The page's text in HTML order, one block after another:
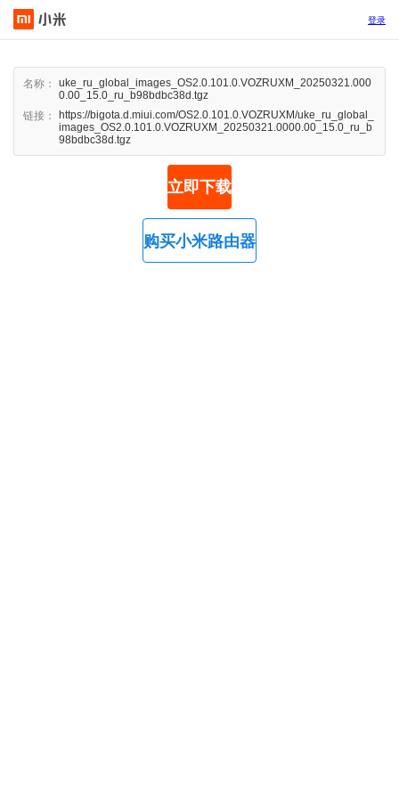
登录
名称：
uke_ru_global_images_OS2.0.101.0.VOZRUXM_20250321.000
0.00_15.0_ru_b98bdbc38d.tgz
链接：
https://bigota.d.miui.com/OS2.0.101.0.VOZRUXM/uke_ru_global_
images_OS2.0.101.0.VOZRUXM_20250321.0000.00_15.0_ru_b
98bdbc38d.tgz
立即下载
购买小米路由器